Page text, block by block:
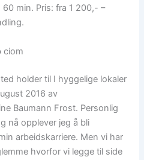
min. Pris: fra 1 200,- –
ciom
holder til I hyggelige lokaler
2016 av
Baumann Frost. Personlig
nå opplever jeg å bli
arbeidskarriere. Men vi har
hvorfor vi legge til side